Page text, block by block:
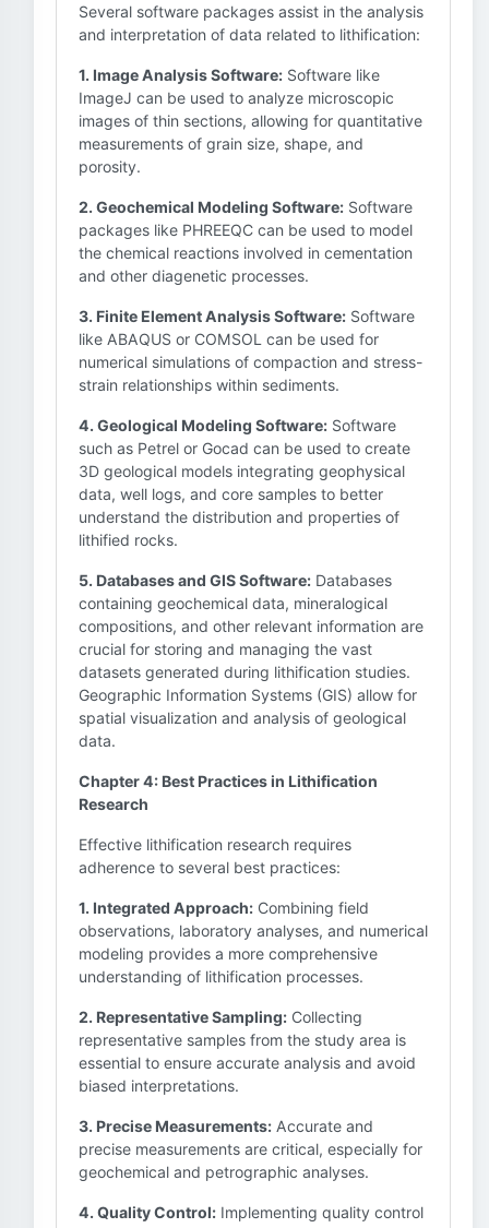
Several software packages assist in the analysis
and interpretation of data related to lithification:
1. Image Analysis Software: Software like
ImageJ can be used to analyze microscopic
images of thin sections, allowing for quantitative
measurements of grain size, shape, and
porosity.
2. Geochemical Modeling Software: Software
packages like PHREEQC can be used to model
the chemical reactions involved in cementation
and other diagenetic processes.
3. Finite Element Analysis Software: Software
like ABAQUS or COMSOL can be used for
numerical simulations of compaction and stress-
strain relationships within sediments.
4. Geological Modeling Software: Software
such as Petrel or Gocad can be used to create
3D geological models integrating geophysical
data, well logs, and core samples to better
understand the distribution and properties of
lithified rocks.
5. Databases and GIS Software: Databases
containing geochemical data, mineralogical
compositions, and other relevant information are
crucial for storing and managing the vast
datasets generated during lithification studies.
Geographic Information Systems (GIS) allow for
spatial visualization and analysis of geological
data.
Chapter 4: Best Practices in Lithification
Research
Effective lithification research requires
adherence to several best practices:
1. Integrated Approach: Combining field
observations, laboratory analyses, and numerical
modeling provides a more comprehensive
understanding of lithification processes.
2. Representative Sampling: Collecting
representative samples from the study area is
essential to ensure accurate analysis and avoid
biased interpretations.
3. Precise Measurements: Accurate and
precise measurements are critical, especially for
geochemical and petrographic analyses.
4. Quality Control: Implementing quality control